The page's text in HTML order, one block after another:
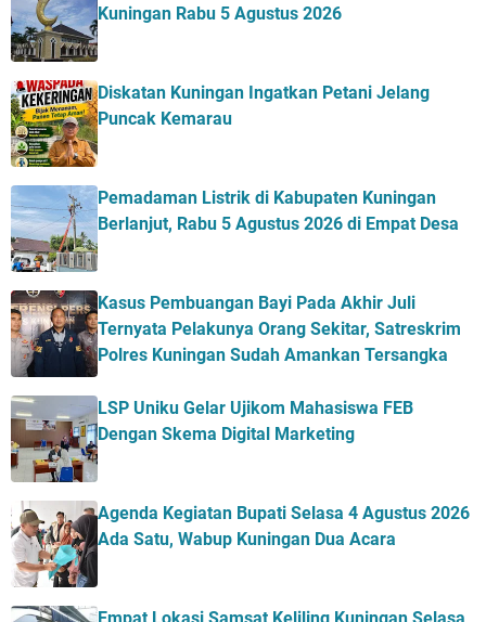
Kuningan Rabu 5 Agustus 2026
Diskatan Kuningan Ingatkan Petani Jelang
Puncak Kemarau
Pemadaman Listrik di Kabupaten Kuningan
Berlanjut, Rabu 5 Agustus 2026 di Empat Desa
Kasus Pembuangan Bayi Pada Akhir Juli
Ternyata Pelakunya Orang Sekitar, Satreskrim
Polres Kuningan Sudah Amankan Tersangka
LSP Uniku Gelar Ujikom Mahasiswa FEB
Dengan Skema Digital Marketing
Agenda Kegiatan Bupati Selasa 4 Agustus 2026
Ada Satu, Wabup Kuningan Dua Acara